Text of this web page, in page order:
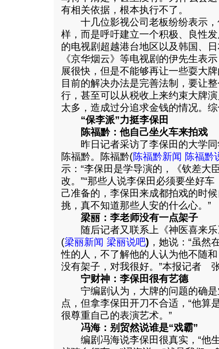
有相关依据，根本执行不了。
十几位影视公司老板纷纷表示，
样，而是呼吁建立一个积极、良性
的电视剧超越港台地区以及韩国、
《京华烟云》等电视剧的伊先生表
展很快，但是不能够再让一些耍大
目前的解决办法是完善法制，要让
行，甚至可以从税收上来约束大牌
太多，造成过分追求金钱的情况。
“保李派”力挺李保田
陈福黔：他自己坐火车来拍戏
昨日记者采访了李保田的大学同
陈福黔。陈福黔(陈福黔新闻 陈福黔
示：“李保田是学导演的，《钦差大
改。”“那些人说李保田必须要坐好
己准备的，李保田来成都拍戏的时
挑，真不知道那些人安的什么心。”
梁丽：李老师没有一点架子
随后记者又联系上《神医喜来乐
(梁丽新闻 梁丽说吧) ，她说：“虽然
性的人，不了解他的人认为他不随
没有架子，对我很好。”本报记者
宁财神：李保田很有艺德
宁编剧认为，大牌的问题的确是
点，但拿李保田开刀不合适，“他算
很尊重自己的表演艺术。”
冯海：别贸然说谁是“戏霸”
编剧冯海说李保田很真实，“他